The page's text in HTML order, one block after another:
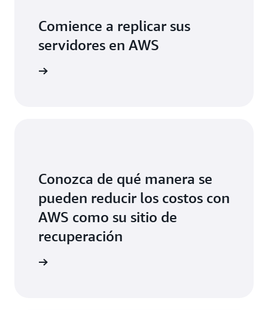
Comience a replicar sus
servidores en AWS
Conozca de qué manera se
pueden reducir los costos con
AWS como su sitio de
recuperación